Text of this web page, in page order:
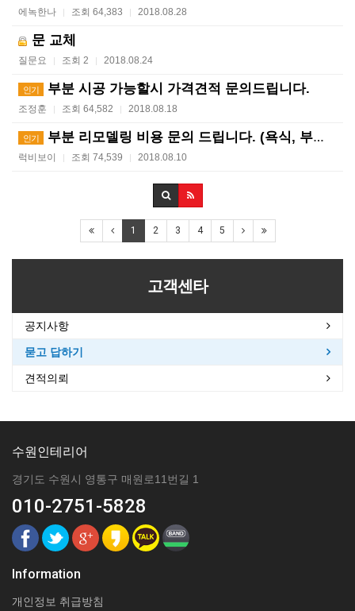
에녹한나 | 조회 64,383 | 2018.08.28
문 교체
질문요 | 조회 2 | 2018.08.24
인기 부분 시공 가능할시 가격견적 문의드립니다.
조정훈 | 조회 64,582 | 2018.08.18
인기 부분 리모델링 비용 문의 드립니다. (욕식, 부엌, 방…
럭비보이 | 조회 74,539 | 2018.08.10
1 2 3 4 5
고객센타
공지사항
묻고 답하기
견적의뢰
수원인테리어
경기도 수원시 영통구 매원로11번길 1
010-2751-5828
Information
개인정보 취급방침